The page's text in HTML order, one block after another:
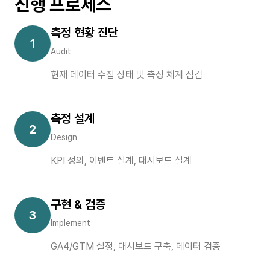
1
측정 현황 진단
Audit
현재 데이터 수집 상태 및 측정 체계 점검
2
측정 설계
Design
KPI 정의, 이벤트 설계, 대시보드 설계
3
구현 & 검증
Implement
GA4/GTM 설정, 대시보드 구축, 데이터 검증